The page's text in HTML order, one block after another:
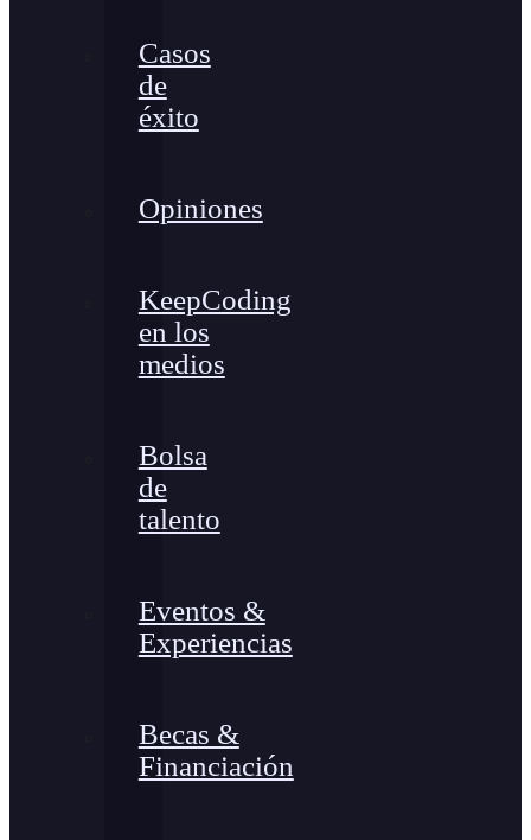
Casos
de
éxito
Opiniones
KeepCoding
en los
medios
Bolsa
de
talento
Eventos &
Experiencias
Becas &
Financiación